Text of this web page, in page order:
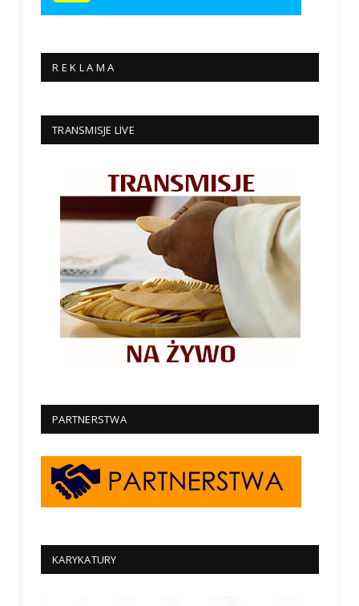
R E K L A M A
TRANSMISJE LIVE
PARTNERSTWA
KARYKATURY